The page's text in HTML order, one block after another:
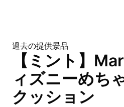
過去の提供景品
【ミント】
ィズニーめち
クッション